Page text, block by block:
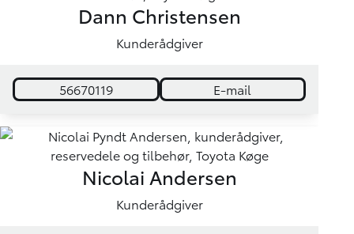
Dann Christensen
Kunderådgiver
56670119 E-mail
Nicolai Andersen
Kunderådgiver